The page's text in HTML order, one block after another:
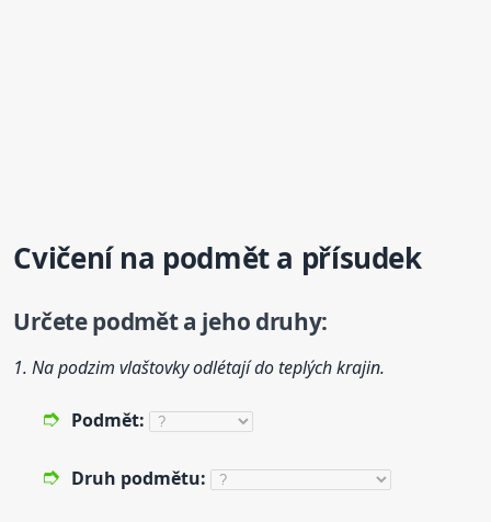
Cvičení na podmět a přísudek
Určete podmět a jeho druhy:
1. Na podzim vlaštovky odlétají do teplých krajin.
Podmět:
Druh podmětu: